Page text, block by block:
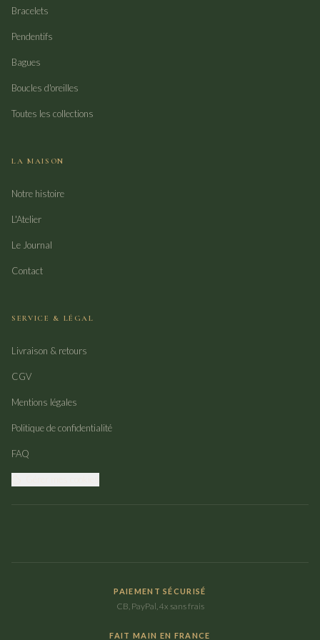
Bracelets
Pendentifs
Bagues
Boucles d'oreilles
Toutes les collections
LA MAISON
Notre histoire
L'Atelier
Le Journal
Contact
SERVICE & LÉGAL
Livraison & retours
CGV
Mentions légales
Politique de confidentialité
FAQ
PAIEMENT SÉCURISÉ
CB, PayPal, 4x sans frais
FAIT MAIN EN FRANCE